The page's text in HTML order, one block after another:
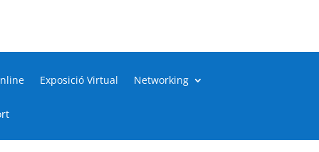
Exposició Virtual Networking